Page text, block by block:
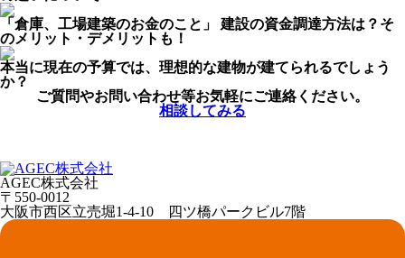
「倉庫、工場建築のお金のこと」 建設の資金調達方法は？そ
のメリット・デメリットも！
本当に現在の予算では、理想的な建物が建てられるでしょう
か？
ご質問やお問い合わせ等お気軽にご連絡ください。
相談してみる
AGEC株式会社
〒550-0012
大阪市西区立売堀1-4-10 四ツ橋パークビル7階